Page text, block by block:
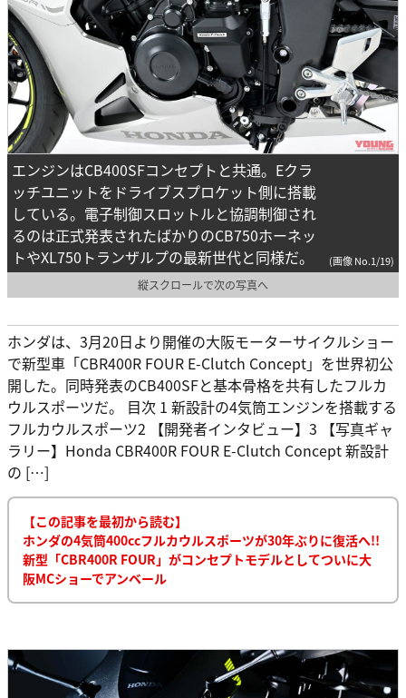
エンジンはCB400SFコンセプトと共通。Eクラ
ッチユニットをドライブスプロケット側に搭載
している。電子制御スロットルと協調制御され
るのは正式発表されたばかりのCB750ホーネッ
トやXL750トランザルプの最新世代と同様だ。
(画像 No.1/19)
縦スクロールで次の写真へ
ホンダは、3月20日より開催の大阪モーターサイクルショー
で新型車「CBR400R FOUR E-Clutch Concept」を世界初公
開した。同時発表のCB400SFと基本骨格を共有したフルカ
ウルスポーツだ。 目次 1 新設計の4気筒エンジンを搭載する
フルカウルスポーツ2 【開発者インタビュー】3 【写真ギャ
ラリー】Honda CBR400R FOUR E-Clutch Concept 新設計
の […]
【この記事を最初から読む】
ホンダの4気筒400ccフルカウルスポーツが30年ぶりに復活へ!!
新型「CBR400R FOUR」がコンセプトモデルとしてついに大
阪MCショーでアンベール